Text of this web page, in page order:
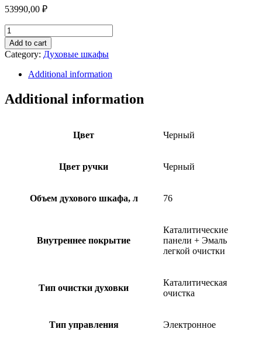
53990,00 ₽
ДУХОВОЙ
ШКАФ
AKIRA
QPX-
P11H6TG
quantity
Add to cart
Category: Духовые шкафы
Additional information
Additional information
Цвет Черный
Цвет ручки Черный
Объем духового шкафа, л 76
Внутреннее покрытие
Каталитические
панели + Эмаль
легкой очистки
Тип очистки духовки
Каталитическая
очистка
Тип управления Электронное